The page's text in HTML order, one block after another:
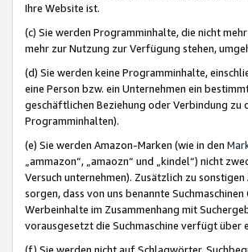
Ihre Website ist.
(c) Sie werden Programminhalte, die nicht
mehr zur Nutzung zur Verfügung stehen,
(d) Sie werden keine Programminhalte,
eine Person bzw. ein Unternehmen ein
geschäftlichen Beziehung oder Verbindung
Programminhalten).
(e) Sie werden Amazon-Marken (wie in den
„ammazon“, „amaozn“ und „kindel“) nicht
Versuch unternehmen). Zusätzlich zu
sorgen, dass von uns benannte
Werbeinhalte im Zusammenhang mit
vorausgesetzt die Suchmaschine verfügt über
(f) Sie werden nicht auf Schlagwörter,